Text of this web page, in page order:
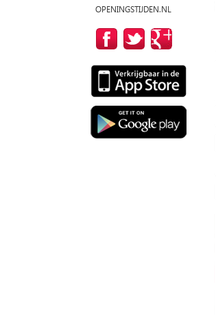
OPENINGSTIJDEN.NL